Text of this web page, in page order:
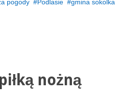
pogody Podlasie
gmina sokolka
nożną